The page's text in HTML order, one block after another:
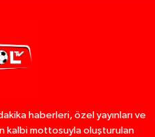
haberleri, özel yayınları ve
kalbi mottosuyla oluşturulan